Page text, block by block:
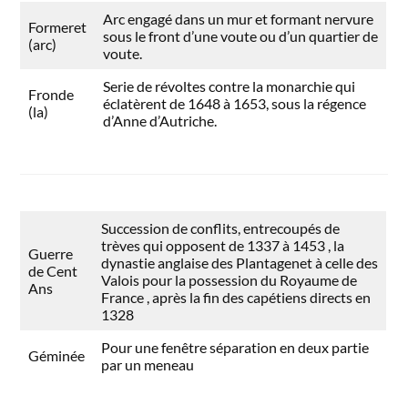
Formeret
(arc)
Arc engagé dans un mur et formant nervure
sous le front d’une voute ou d’un quartier de
voute.
Fronde
(la)
Serie de révoltes contre la monarchie qui
éclatèrent de 1648 à 1653, sous la régence
d’Anne d’Autriche.
Guerre
de Cent
Ans
Succession de conflits, entrecoupés de
trèves qui opposent de 1337 à 1453 , la
dynastie anglaise des Plantagenet à celle des
Valois pour la possession du Royaume de
France , après la fin des capétiens directs en
1328
Géminée
Pour une fenêtre séparation en deux partie
par un meneau